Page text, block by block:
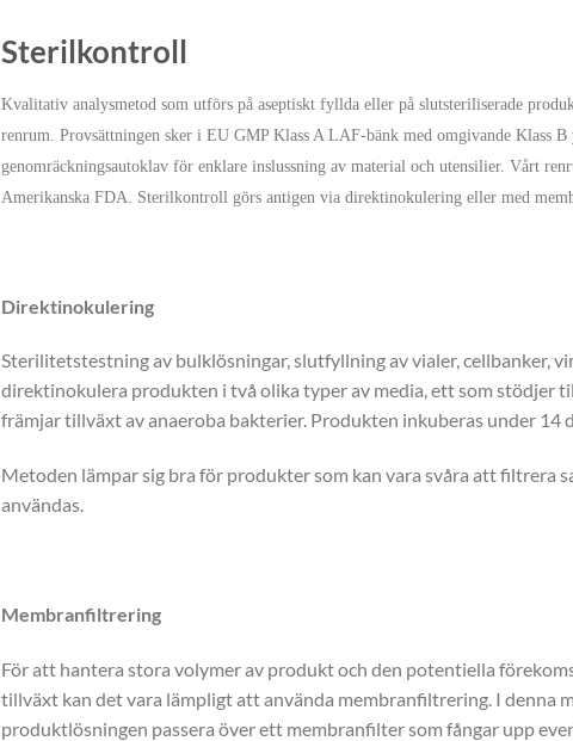
Sterilkontroll
Kvalitativ analysmetod som utförs på aseptiskt fyllda eller på slutsteriliserade
renrum. Provsättningen sker i EU GMP Klass A LAF-bänk med omgivande Klass
genomräckningsautoklav för enklare inslussning av material och utensilier. Vårt
Amerikanska FDA. Sterilkontroll görs antigen via direktinokulering eller med
Direktinokulering
Sterilitetstestning av bulklösningar, slutfyllning av vialer, cellbanker,
direktinokulera produkten i två olika typer av media, ett som stödjer
främjar tillväxt av anaeroba bakterier. Produkten inkuberas under 14
Metoden lämpar sig bra för produkter som kan vara svåra att filtrera
användas.
Membranfiltrering
För att hantera stora volymer av produkt och den potentiella
tillväxt kan det vara lämpligt att använda membranfiltrering. I denna
produktlösningen passera över ett membranfilter som fångar upp